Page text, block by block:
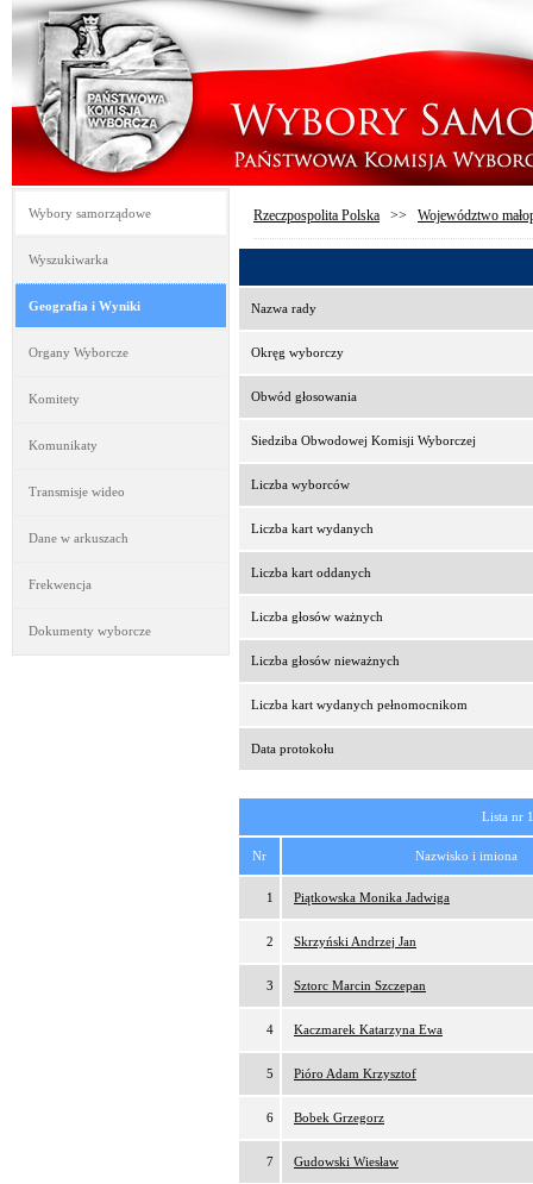
Wybory samorządowe
Wyszukiwarka
Geografia i Wyniki
Organy Wyborcze
Komitety
Komunikaty
Transmisje wideo
Dane w arkuszach
Frekwencja
Dokumenty wyborcze
Rzeczpospolita Polska >> Województwo
Nazwa rady
Okręg wyborczy
Obwód głosowania
Siedziba Obwodowej Komisji Wyborczej
Liczba wyborców
Liczba kart wydanych
Liczba kart oddanych
Liczba głosów ważnych
Liczba głosów nieważnych
Liczba kart wydanych pełnomocnikom
Data protokołu
Lista nr
Nr Nazwisko i imiona
1 Piątkowska Monika Jadwiga
2 Skrzyński Andrzej Jan
3 Sztorc Marcin Szczepan
4 Kaczmarek Katarzyna Ewa
5 Pióro Adam Krzysztof
6 Bobek Grzegorz
7 Gudowski Wiesław